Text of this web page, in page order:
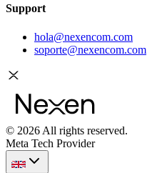
Support
hola@nexencom.com
soporte@nexencom.com
© 2026All rights reserved.
Meta Tech Provider